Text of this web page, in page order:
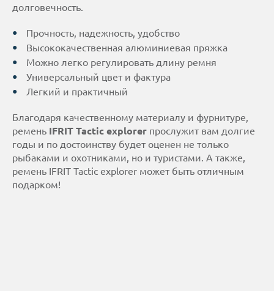
долговечность.
Прочность, надежность, удобство
Высококачественная алюминиевая пряжка
Можно легко регулировать длину ремня
Универсальный цвет и фактура
Легкий и практичный
Благодаря качественному материалу и фурнитуре,
ремень IFRIT Tactic explorer прослужит вам долгие
годы и по достоинству будет оценен не только
рыбаками и охотниками, но и туристами. А также,
ремень IFRIT Tactic explorer может быть отличным
подарком!